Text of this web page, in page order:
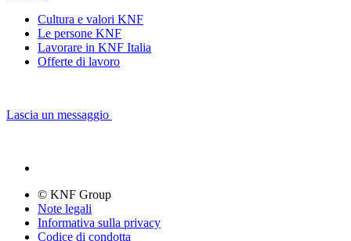
Cultura e valori KNF
Le persone KNF
Lavorare in KNF Italia
Offerte di lavoro
Lascia un messaggio
© KNF Group
Note legali
Informativa sulla privacy
Codice di condotta